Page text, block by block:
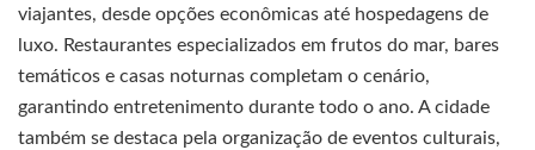
viajantes, desde opções econômicas até hospedagens de
luxo. Restaurantes especializados em frutos do mar, bares
temáticos e casas noturnas completam o cenário,
garantindo entretenimento durante todo o ano. A cidade
também se destaca pela organização de eventos culturais,